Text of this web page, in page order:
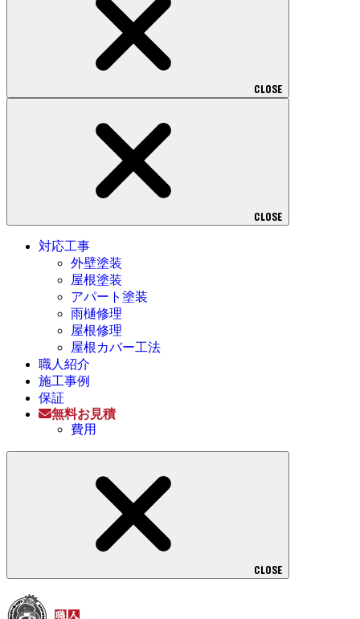
CLOSE
CLOSE
対応工事
外壁塗装
屋根塗装
アパート塗装
雨樋修理
屋根修理
屋根カバー工法
職人紹介
施工事例
保証
無料お見積
費用
CLOSE